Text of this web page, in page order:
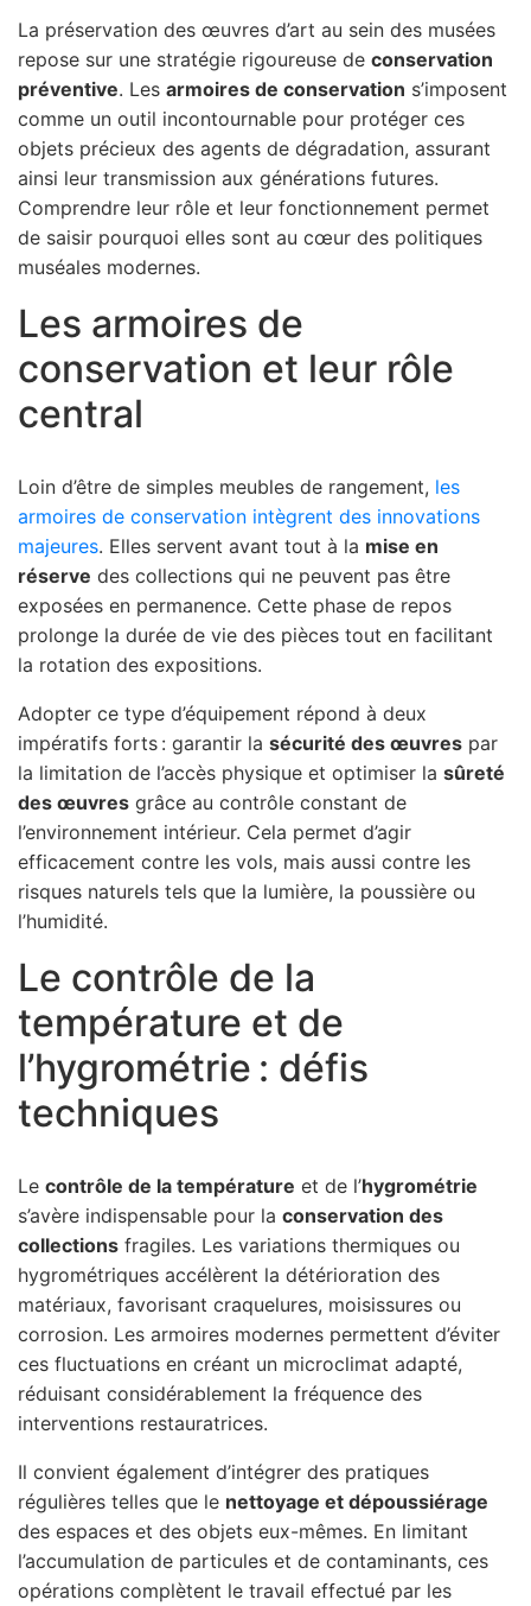
La préservation des œuvres d’art au sein des musées
repose sur une stratégie rigoureuse de conservation
préventive. Les armoires de conservation s’imposent
comme un outil incontournable pour protéger ces
objets précieux des agents de dégradation, assurant
ainsi leur transmission aux générations futures.
Comprendre leur rôle et leur fonctionnement permet
de saisir pourquoi elles sont au cœur des politiques
muséales modernes.
Les armoires de
conservation et leur rôle
central
Loin d’être de simples meubles de rangement, les
armoires de conservation intègrent des innovations
majeures. Elles servent avant tout à la mise en
réserve des collections qui ne peuvent pas être
exposées en permanence. Cette phase de repos
prolonge la durée de vie des pièces tout en facilitant
la rotation des expositions.
Adopter ce type d’équipement répond à deux
impératifs forts : garantir la sécurité des œuvres par
la limitation de l’accès physique et optimiser la sûreté
des œuvres grâce au contrôle constant de
l’environnement intérieur. Cela permet d’agir
efficacement contre les vols, mais aussi contre les
risques naturels tels que la lumière, la poussière ou
l’humidité.
Le contrôle de la
température et de
l’hygrométrie : défis
techniques
Le contrôle de la température et de l’hygrométrie
s’avère indispensable pour la conservation des
collections fragiles. Les variations thermiques ou
hygrométriques accélèrent la détérioration des
matériaux, favorisant craquelures, moisissures ou
corrosion. Les armoires modernes permettent d’éviter
ces fluctuations en créant un microclimat adapté,
réduisant considérablement la fréquence des
interventions restauratrices.
Il convient également d’intégrer des pratiques
régulières telles que le nettoyage et dépoussiérage
des espaces et des objets eux-mêmes. En limitant
l’accumulation de particules et de contaminants, ces
opérations complètent le travail effectué par les